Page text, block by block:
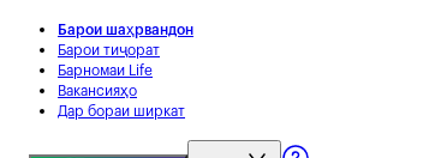
Барои шаҳрвандон
Барои тиҷорат
Барномаи Life
Вакансияҳо
Дар бораи ширкат